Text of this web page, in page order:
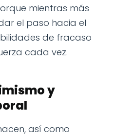
mientras más
el paso hacia el
de fracaso
cada vez.
y
así como